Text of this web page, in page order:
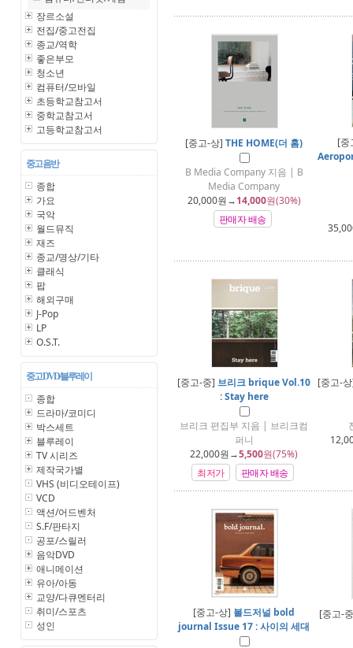
장르소설
전집/중고전집
종교/역학
좋은부모
청소년
컴퓨터/모바일
초등학교참고서
중학교참고서
고등학교참고서
중고 음반
종합
가요
국악
월드뮤직
재즈
종교/명상/기타
클래식
팝
해외구매
J-Pop
LP
O.S.T.
중고 DVD/블루레이
종합
드라마/코미디
박스세트
블루레이
TV 시리즈
제작국가별
VHS (비디오테이프)
VCD
액션/어드벤처
S.F/판타지
공포/스릴러
음악DVD
애니메이션
유아/아동
교양/다큐멘터리
취미/스포츠
성인
[중고-상]THE HOME(더 홈)
B Media Company 지음 | B
Media Company
20,000원→14,000원(30%)
판매자 배송
[
[중고-중] 브리크 brique Vol.10
: Stay here
브리크 편집부 지음 | 브리크컴
퍼니
22,000원→5,500원(75%)
최저가
판매자 배송
[중고-
[중고-상] 볼드저널 bold
journal Issue 17 : 사이의 세대
[중고-